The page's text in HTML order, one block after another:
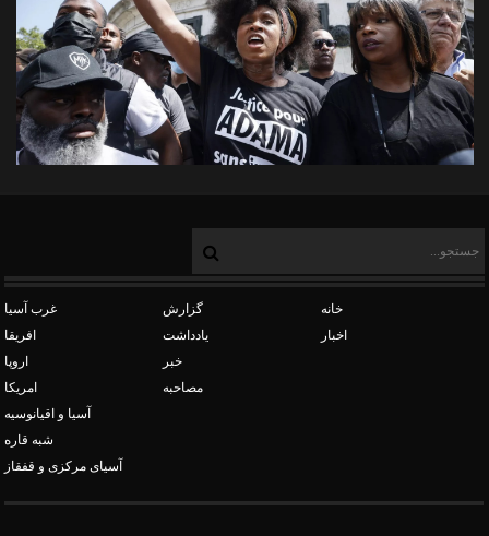
غرب آسیا
افریقا
اروپا
امریکا
آسیا و اقیانوسیه
شبه قاره
آسیای مرکزی و قفقاز
گزارش
یادداشت
خبر
مصاحبه
خانه
اخبار